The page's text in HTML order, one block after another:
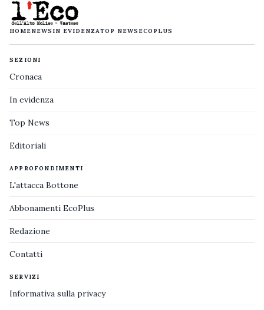
HOMENEWS IN EVIDENZATOP NEWS ECOPLUS
SEZIONI
Cronaca
In evidenza
Top News
Editoriali
APPROFONDIMENTI
L'attacca Bottone
Abbonamenti EcoPlus
Redazione
Contatti
SERVIZI
Informativa sulla privacy